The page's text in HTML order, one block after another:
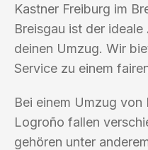
Kastner Freiburg im
Breisgau ist der
deinen Umzug. Wir
Service zu einem
Bei einem Umzug von
Logroño fallen
gehören unter